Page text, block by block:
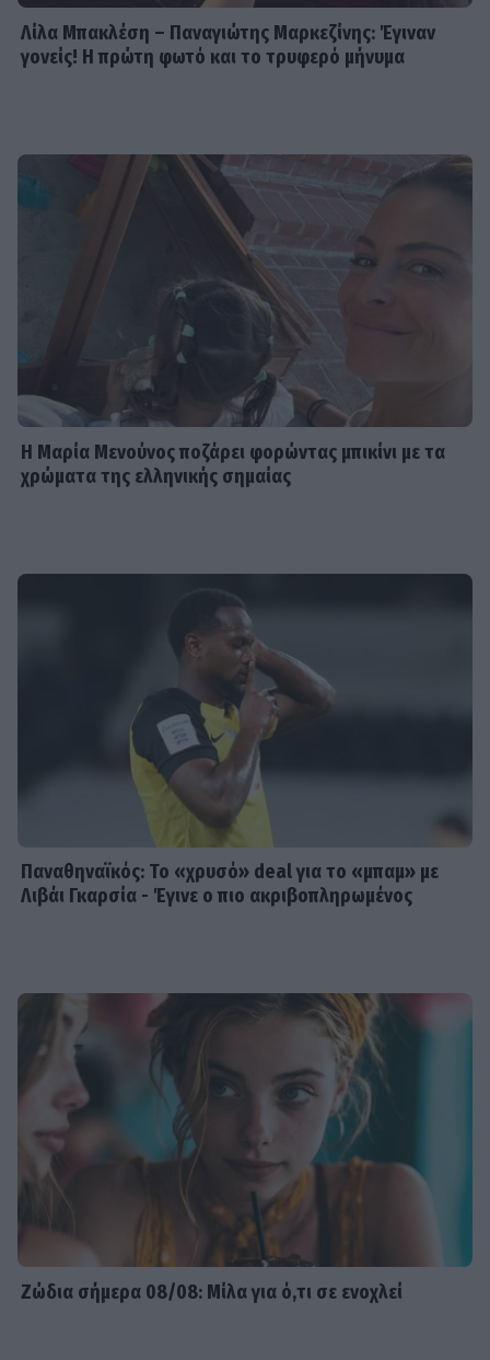
Λίλα Μπακλέση – Παναγιώτης Μαρκεζίνης: Έγιναν
γονείς! Η πρώτη φωτό και το τρυφερό μήνυμα
Η Μαρία Μενούνος ποζάρει φορώντας μπικίνι με τα
χρώματα της ελληνικής σημαίας
Παναθηναϊκός: Το «χρυσό» deal για το «μπαμ» με
Λιβάι Γκαρσία - Έγινε ο πιο ακριβοπληρωμένος
Ζώδια σήμερα 08/08: Μίλα για ό,τι σε ενοχλεί